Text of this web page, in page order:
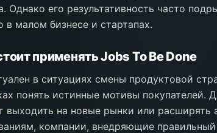
Однако его результативность часто
в малом бизнесе и стартапах.
применять Jobs To Be Done
в ситуациях смены продуктовой
понять истинные мотивы покупателей.
выходить на новые рынки или расширять
компании, внедряющие